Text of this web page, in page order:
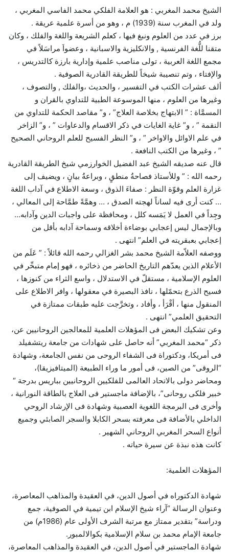
الشيخ محمد المغربي : هو العلامة الفلكي محمد الفاسي المغربي ،
ولد في المغرب سنة (1939) م ، وهو من أسرة علمية عريقة .
برز في عدد من العلوم ونبغ فيها ، كعلم الشريعة واللغة والفلك ، وكان
متقنا للُّغة الفرنسية , والانكليزية والاسبانية ، وعضواَ مراسَلاً في
مجمع اللغة العربية ، تولى مناصب علمية وإدارية بارزة كالتدريس ،
والإفتاء ، وتم تنصيبة شيخاً للطريقة القادرية الصوفية .
ألف عشرات الكتب في التفسير ، والحديث ،والفلك , والتصوف ،
وغيرها من العلوم ، منها الموسوعة الطبية للتداوي بالقران و
المسمَّاة : ” الابتهاج بخلاصة العلاج” ، و” مقاصد الحكمة للتداوي من
النقمة ” ، و” غاية الغايات في ذكر الاقسام والدعاوات ” ، و” الزاخر
في علم الاوائل والاواخر ” ، و” النظر الفسيح للعلم الروحاني الصحيح
” ، وغيرها من الكتب النافعة .
قال عنه صديقه الشيخ عبد الفضيل الخوارزمي شيخ الطريقة القادرية
رحمه الله : ” وللأستاذ فصاحةُ منطقٍ ، وبراعةُ بيانٍ ، ويضيف إلى
غزارة العلم وقوّة النظر : صفاءَ الذوق ، وسعة الاطلاع في آداب اللغة
… كنت أرى فيه لساناً لهجته الصدق ، … وهمَّةً طمَّاحة إلى المعالي ،
وجِداً في العمل لا يَمَسه كلل ، ومحافظة على واجبات الدين وآدابه…
وبالإجمال ليس إعجابي بوضاءة أخلاقه وسماحة آدابه بأقل من
إعجابي بعبقريته في العلم” انتهى .
ووصفه العلاّمة الشيخ محمد بشر الغزالي رحمه الله قائلاً : ” عَلَم من
الأعلام الذين يعدّهم التاريخ الحاضر من ذخائره ، فهو إمام متبحِّر في
العلوم الإسلامية ، مستقلّ في الاستدلال ، واسع الثراء من كنوزها ،
فسيح الذرع بتحمّلها ، نافذ البصيرة في معقولها ، وافر الاطلاع على
المنقول منها ، أقْرَأ ، وأفاد ، وتخرَّجت عليه طبقات ممتازة في
التحقيق العلمي” انتهى .
وعن تشكيك البعض فى المؤهلات العلمية للمعالجين الروحانيين عن،
ذكر “محمد المغربي” أنه حاصل على شهادات من جامعة ريتشفيلد
فى أمريكا، ودكتوراة فى الشفاء الروحى من نفس الجامعة، وشهادة
“الروقى” من الصين، فى أمور ما وراء الطبيعة (الميتافيزيقا)،
ومحاضر دولى بالاتحاد العالمى للفلكيين الروحانيين بباريس بدرجة “
خبير فلكى روحانى”، بالإضافة ماجستير فى العلاج بالطاقة النورانية ،
وأخرى فى البرمجة اللغوية العصبية وشهادة فى الإرشاد الروحي
الداخلي بالأضافة فى معرفته بسحر الكابلا والسجر الصابئي وجميع
أنواع السحر المغربي الروحاني الشهير .
كانت هذه نبذة عن سيرة حياته .
المؤهلات العلمية:
شهادة الدكتوراه في أصول الدين، في العقيدة والمذاهب المعاصرة،
وعنوان الرسالة “آراء شيخ الإسلام ابن تيمية في الصوفية، جمع
ودراسة” بتقدير ممتاز مع مرتبة الشرف الأولى عام (1986م) من
جامعة الإمام محمد بن سلام الإسلامية بكوالالمبور.
شهادة الماجستير في أصول الدين، في العقيدة والمذاهب المعاصرة،